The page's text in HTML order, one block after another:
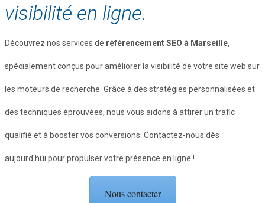
visibilité en ligne.
Découvrez nos services de référencement SEO à Marseille,
spécialement conçus pour améliorer la visibilité de votre site web sur
les moteurs de recherche. Grâce à des stratégies personnalisées et
des techniques éprouvées, nous vous aidons à attirer un trafic
qualifié et à booster vos conversions. Contactez-nous dès
aujourd'hui pour propulser votre présence en ligne !
Nous contacter